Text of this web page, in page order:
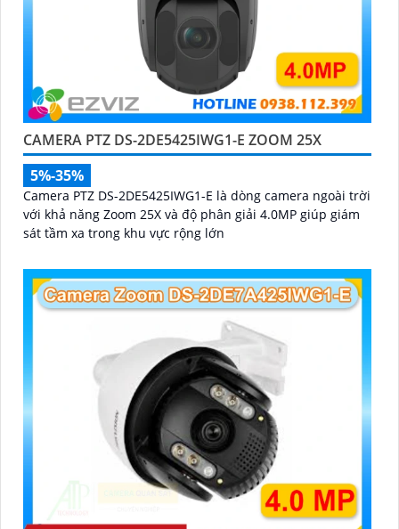
CAMERA PTZ DS-2DE5425IWG1-E ZOOM 25X
5%-35%
Camera PTZ DS-2DE5425IWG1-E là dòng camera ngoài trời
với khả năng Zoom 25X và độ phân giải 4.0MP giúp giám
sát tầm xa trong khu vực rộng lớn